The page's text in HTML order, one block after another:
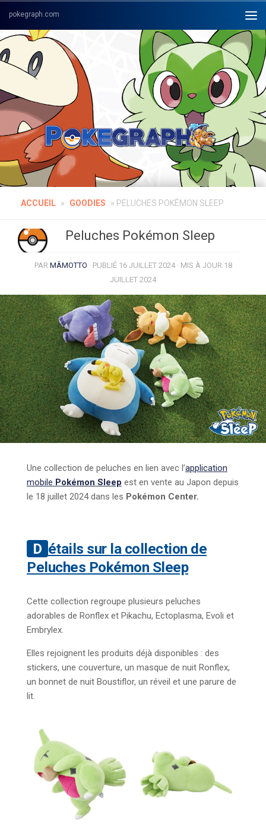
Skip to content
ACCUEIL » GOODIES » PELUCHES POKÉMON SLEEP
Peluches Pokémon Sleep
PAR MÂMOTTO · PUBLIÉ 16 JUILLET 2024· MIS À JOUR 18
JUILLET 2024
Une collection de peluches en lien avec l’application
mobile Pokémon Sleep est en vente au Japon depuis
le 18 juillet 2024 dans les Pokémon Center.
Détails sur la collection de
Peluches Pokémon Sleep
Cette collection regroupe plusieurs peluches
adorables de Ronflex et Pikachu, Ectoplasma, Evoli et
Embrylex.
Elles rejoignent les produits déjà disponibles : des
stickers, une couverture, un masque de nuit Ronflex,
un bonnet de nuit Boustiflor, un réveil et une parure de
lit.